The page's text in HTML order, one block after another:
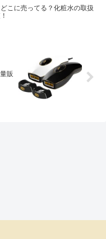
こに売ってる？化粧水の取扱
販